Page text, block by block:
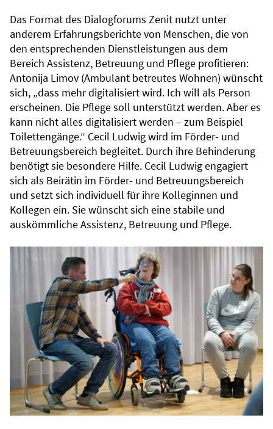
Das Format des Dialogforums Zenit nutzt unter
anderem Erfahrungsberichte von Menschen, die von
den entsprechenden Dienstleistungen aus dem
Bereich Assistenz, Betreuung und Pflege profitieren:
Antonija Limov (Ambulant betreutes Wohnen) wünscht
sich, „dass mehr digitalisiert wird. Ich will als Person
erscheinen. Die Pflege soll unterstützt werden. Aber es
kann nicht alles digitalisiert werden – zum Beispiel
Toilettengänge.“ Cecil Ludwig wird im Förder- und
Betreuungsbereich begleitet. Durch ihre Behinderung
benötigt sie besondere Hilfe. Cecil Ludwig engagiert
sich als Beirätin im Förder- und Betreuungsbereich
und setzt sich individuell für ihre Kolleginnen und
Kollegen ein. Sie wünscht sich eine stabile und
auskömmliche Assistenz, Betreuung und Pflege.